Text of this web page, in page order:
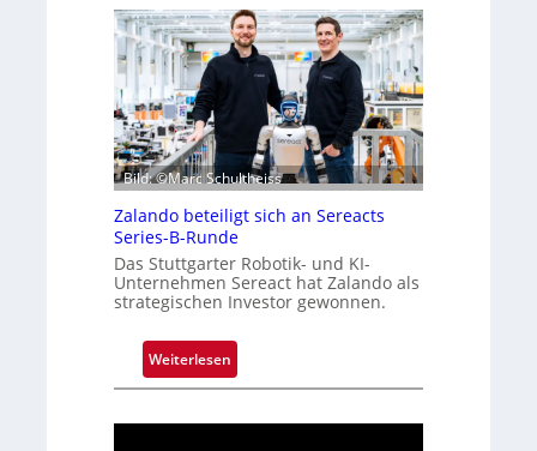
Bild: ©Marc Schultheiss
Zalando beteiligt sich an Sereacts
Series-B-Runde
Das Stuttgarter Robotik- und KI-
Unternehmen Sereact hat Zalando als
strategischen Investor gewonnen.
Weiterlesen:
Z